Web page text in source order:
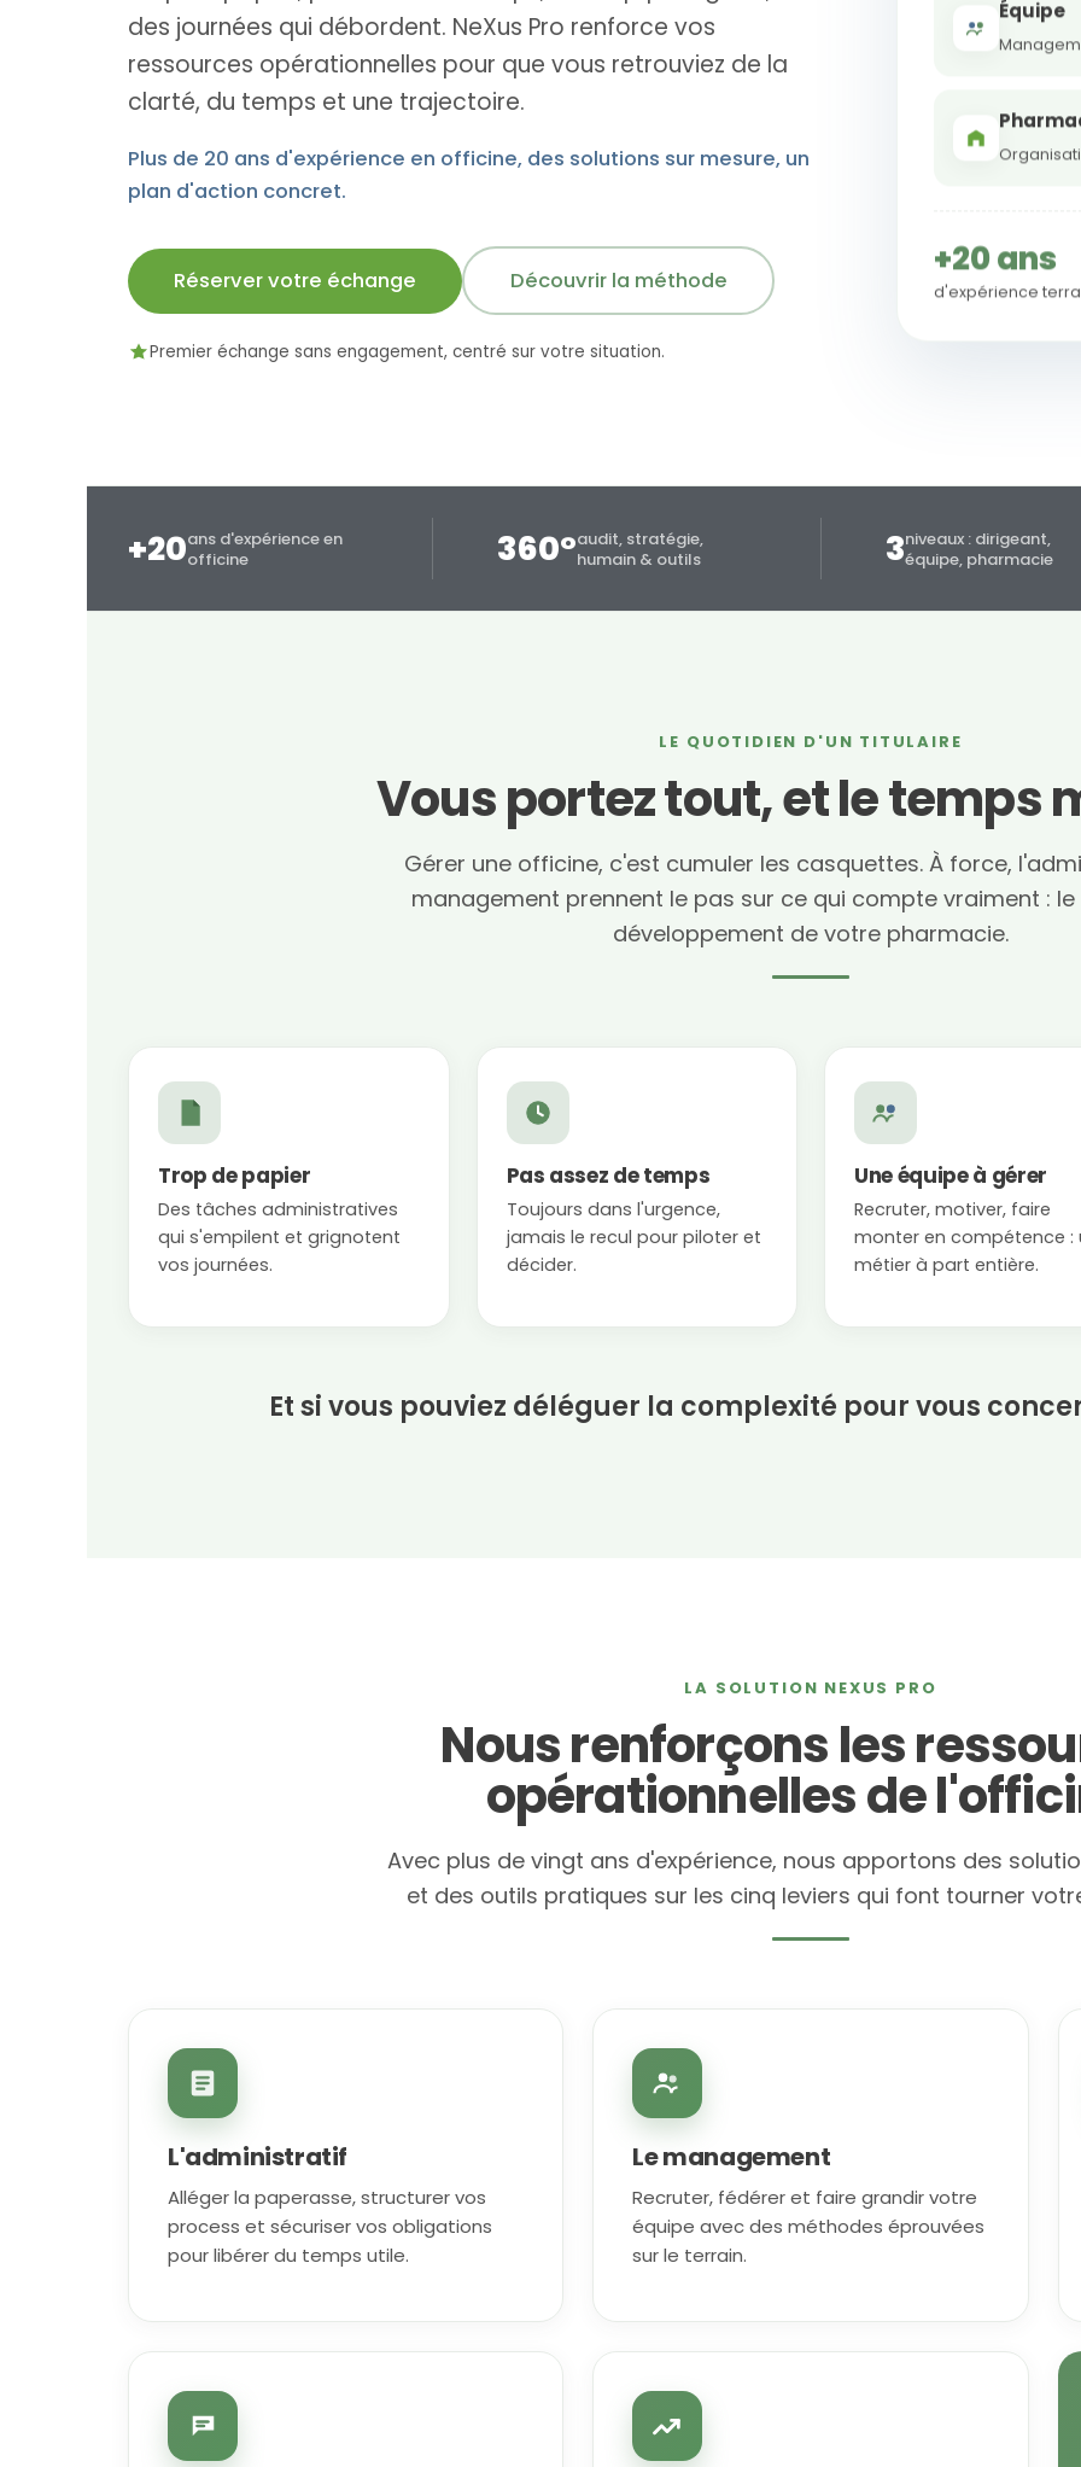
des journées qui débordent. NeXus Pro renforce vos
ressources opérationnelles pour que vous retrouviez de la
clarté, du temps et une trajectoire.
Plus de 20 ans d'expérience en officine, des solutions sur mesure, un
plan d'action concret.
Réserver votre échange Découvrir la méthode
Premier échange sans engagement, centré sur votre situation.
Équipe
+20 ans
d'expérience
+20ans d'expérience en
officine
360°audit, stratégie,
humain & outils
3niveaux : dirigeant,
équipe, pharmacie
LE QUOTIDIEN D'UN TITULAIRE
Vous portez tout, et le temps
Gérer une officine, c'est cumuler les casquettes. À force,
management prennent le pas sur ce qui compte vraiment :
développement de votre pharmacie.
Trop de papier
Des tâches administratives
qui s'empilent et grignotent
vos journées.
Pas assez de temps
Toujours dans l'urgence,
jamais le recul pour piloter et
décider.
Une équipe à gérer
Recruter, motiver, faire
monter en compétence :
métier à part entière.
Et si vous pouviez déléguer la complexité pour vous
LA SOLUTION NEXUS PRO
Nous renforçons les
opérationnelles de
Avec plus de vingt ans d'expérience, nous apportons des
et des outils pratiques sur les cinq leviers qui font tourner
L'administratif
Alléger la paperasse, structurer vos
process et sécuriser vos obligations
pour libérer du temps utile.
Le management
Recruter, fédérer et faire grandir votre
équipe avec des méthodes éprouvées
sur le terrain.